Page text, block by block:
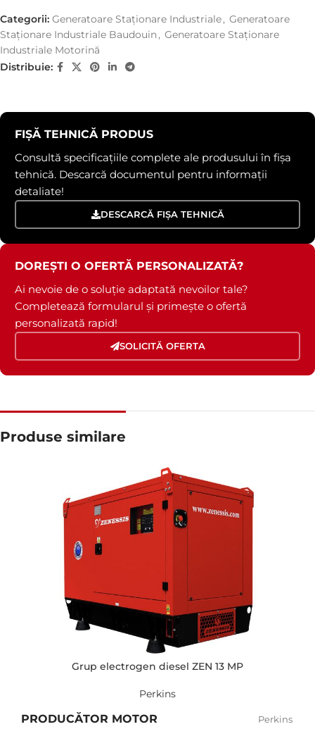
Categorii: Generatoare Staționare Industriale, Generatoare
Staționare Industriale Baudouin , Generatoare Staționare
Industriale Motorină
Distribuie:
FIȘĂ TEHNICĂ PRODUS
Consultă specificațiile complete ale produsului în fișa
tehnică. Descarcă documentul pentru informații
detaliate!
DESCARCĂ FIȘA TEHNICĂ
DOREȘTI O OFERTĂ PERSONALIZATĂ?
Ai nevoie de o soluție adaptată nevoilor tale?
Completează formularul și primește o ofertă
personalizată rapid!
SOLICITĂ OFERTA
Produse similare
Grup electrogen diesel ZEN 13 MP
Perkins
PRODUCĂTOR MOTOR Perkins